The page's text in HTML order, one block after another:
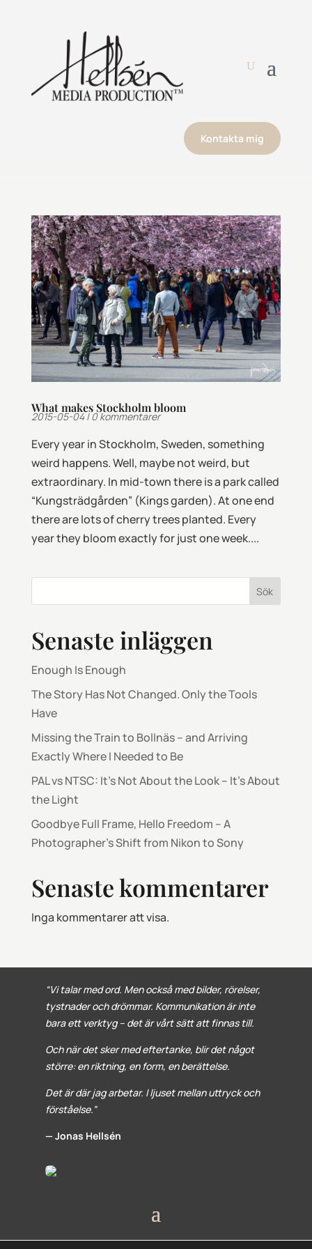
Kontakta mig
What makes Stockholm bloom
2015-05-04|0 kommentarer
Every year in Stockholm, Sweden, something
weird happens. Well, maybe not weird, but
extraordinary. In mid-town there is a park called
“Kungsträdgården” (Kings garden). At one end
there are lots of cherry trees planted. Every
year they bloom exactly for just one week....
Sök
Senaste inläggen
Enough Is Enough
The Story Has Not Changed. Only the Tools
Have
Missing the Train to Bollnäs – and Arriving
Exactly Where I Needed to Be
PAL vs NTSC: It’s Not About the Look – It’s About
the Light
Goodbye Full Frame, Hello Freedom – A
Photographer’s Shift from Nikon to Sony
Senaste kommentarer
Inga kommentarer att visa.
“Vi talar med ord. Men också med bilder, rörelser,
tystnader och drömmar. Kommunikation är inte
bara ett verktyg – det är vårt sätt att finnas till.
Och när det sker med eftertanke, blir det något
större: en riktning, en form, en berättelse.
Det är där jag arbetar. I ljuset mellan uttryck och
förståelse.”
— Jonas Hellsén